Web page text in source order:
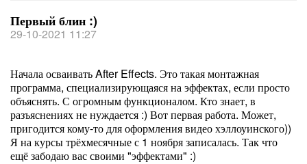
Первый блин :)
29-10-2021 11:27
Начала осваивать After Effects. Это такая монтажная
программа, специализирующаяся на эффектах, если просто
объяснять. С огромным функционалом. Кто знает, в
разъяснениях не нуждается :) Вот первая работа. Может,
пригодится кому-то для оформления видео хэллоуинского))
Я на курсы трёхмесячные с 1 ноября записалась. Так что
ещё забодаю вас своими "эффектами" :)